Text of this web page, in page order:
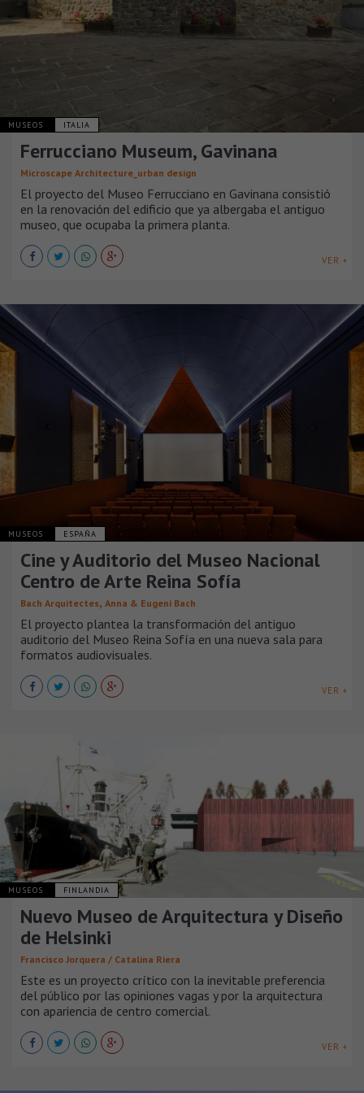
MUSEOS ITALIA
Ferrucciano Museum, Gavinana
Microscape Architecture_urban design
El proyecto del Museo Ferrucciano en Gavinana consistió
en la renovación del edificio que ya albergaba el antiguo
museo, que ocupaba la primera planta.
VER +
MUSEOS ESPAÑA
Cine y Auditorio del Museo Nacional
Centro de Arte Reina Sofía
Bach Arquitectes, Anna & Eugeni Bach
El proyecto plantea la transformación del antiguo
auditorio del Museo Reina Sofía en una nueva sala para
formatos audiovisuales.
VER +
MUSEOS FINLANDIA
Nuevo Museo de Arquitectura y Diseño
de Helsinki
Francisco Jorquera / Catalina Riera
Este es un proyecto crítico con la inevitable preferencia
del público por las opiniones vagas y por la arquitectura
con apariencia de centro comercial.
VER +